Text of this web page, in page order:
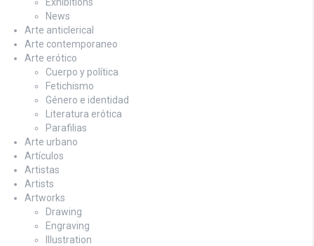
News
Arte anticlerical
Arte contemporaneo
Arte erótico
Cuerpo y política
Fetichismo
Género e identidad
Literatura erótica
Parafilias
Arte urbano
Artículos
Artistas
Artists
Artworks
Drawing
Engraving
Illustration